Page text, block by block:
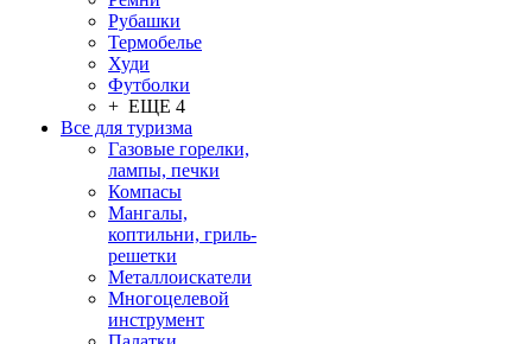
Рубашки
Термобелье
Худи
Футболки
+ ЕЩЕ 4
Все для туризма
Газовые горелки,
лампы, печки
Компасы
Мангалы,
коптильни, гриль-
решетки
Металлоискатели
Многоцелевой
инструмент